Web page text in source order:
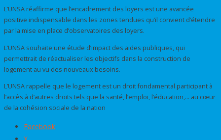
L’UNSA réaffirme que l’encadrement des loyers est une avancée
positive indispensable dans les zones tendues qu’il convient d’étendre
par la mise en place d’observatoires des loyers.
L’UNSA souhaite une étude d’impact des aides publiques, qui
permettrait de réactualiser les objectifs dans la construction de
logement au vu des nouveaux besoins.
L’UNSA rappelle que le logement est un droit fondamental participant à
l’accès à d’autres droits tels que la santé, l’emploi, l’éducation,… au cœur
de la cohésion sociale de la nation
Facebook